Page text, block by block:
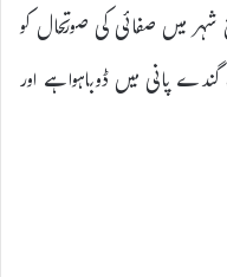
شہر میں صفائی کی صورتحال کو
پانی میں ڈوباہوا ہے اور